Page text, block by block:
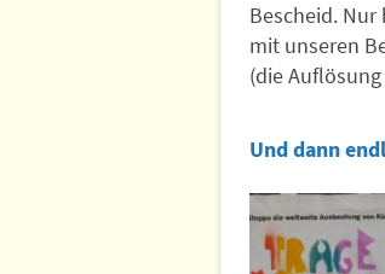
Bescheid. Nur
mit unseren
(die
Und dann